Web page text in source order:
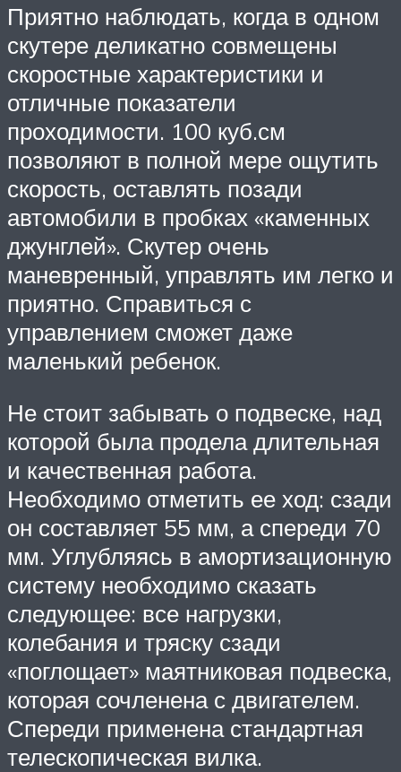
Приятно наблюдать, когда в одном
скутере деликатно совмещены
скоростные характеристики и
отличные показатели
проходимости. 100 куб.см
позволяют в полной мере ощутить
скорость, оставлять позади
автомобили в пробках «каменных
джунглей». Скутер очень
маневренный, управлять им легко и
приятно. Справиться с
управлением сможет даже
маленький ребенок.
Не стоит забывать о подвеске, над
которой была продела длительная
и качественная работа.
Необходимо отметить ее ход: сзади
он составляет 55 мм, а спереди 70
мм. Углубляясь в амортизационную
систему необходимо сказать
следующее: все нагрузки,
колебания и тряску сзади
«поглощает» маятниковая подвеска,
которая сочленена с двигателем.
Спереди применена стандартная
телескопическая вилка.